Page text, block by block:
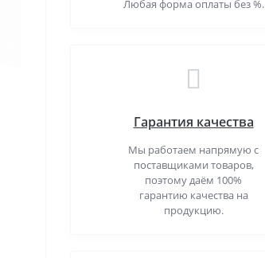
Любая форма оплаты без %.
Гарантия качества
Мы работаем напрямую с
поставщиками товаров,
поэтому даём 100%
гарантию качества на
продукцию.